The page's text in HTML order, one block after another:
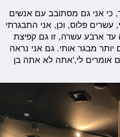
כי אני גם מסתובב עם אנשים
עשרים פלוס, וכן, אני התבגרתי
ארבע עשרה, זו גם קפיצת
יותר מבגר אותי. גם אני נראה
אומרים לי,'אתה לא אתה בן